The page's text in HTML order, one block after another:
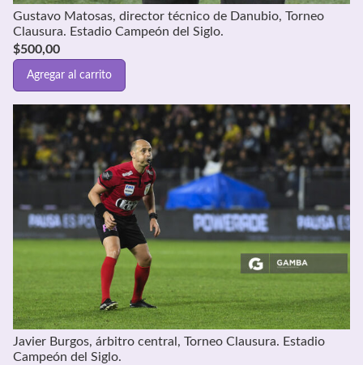
Gustavo Matosas, director técnico de Danubio, Torneo
Clausura. Estadio Campeón del Siglo.
$500,00
Agregar al carrito
Javier Burgos, árbitro central, Torneo Clausura. Estadio
Campeón del Siglo.